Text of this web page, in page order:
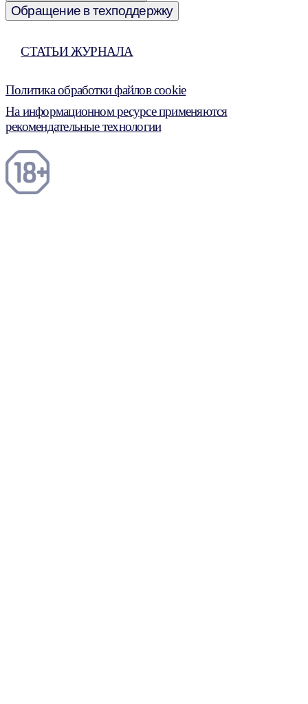
Обращение в техподдержку
СТАТЬИ ЖУРНАЛА
Политика обработки файлов cookie
На информационном ресурсе применяются
рекомендательные технологии